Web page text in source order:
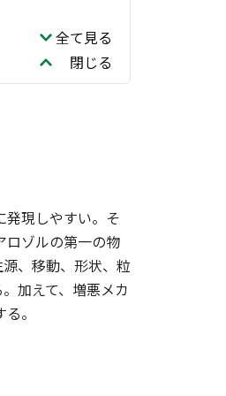
全て見る
閉じる
発現しやすい。そ
ロゾルの第一の物
、移動、形状、粒
加えて、増悪メカ
。